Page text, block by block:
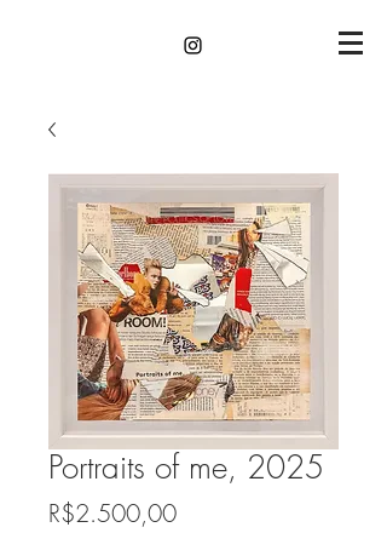
Portraits of me, 2025
R$2.500,00Price